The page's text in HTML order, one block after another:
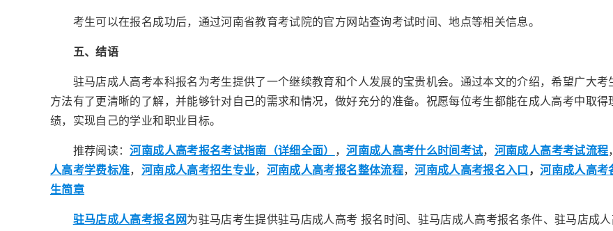
考生可以在报名成功后，通过河南省教育考试院的官方网站查询考试时间、地点等相关信息。
五、结语
驻马店成人高考本科报名为考生提供了一个继续教育和个人发展的宝贵机会。通过本文的介绍，希望广大考
方法有了更清晰的了解，并能够针对自己的需求和情况，做好充分的准备。祝愿每位考生都能在成人高考中取得
绩，实现自己的学业和职业目标。
推荐阅读：河南成人高考报名考试指南（详细全面） ，河南成人高考什么时间考试， 河南成人高考考试流程，
人高考学费标准， 河南成人高考招生专业， 河南成人高考报名整体流程，河南成人高考报名入口，河南成人高考
生简章
驻马店成人高考报名网为驻马店考生提供驻马店成人高考 报名时间、驻马店成人高考报名条件、驻马店成